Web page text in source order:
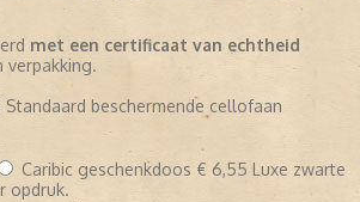
met een certificaat van echtheid
verpakking.
Standaard beschermende cellofaan
Caribic geschenkdoos € 6,55 Luxe zwarte
opdruk.